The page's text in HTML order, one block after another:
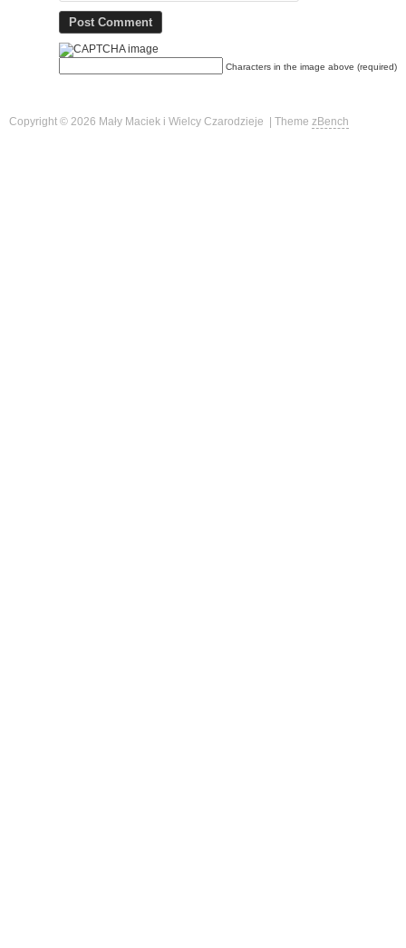
Characters in the image above (required)
Copyright © 2026 Mały Maciek i Wielcy Czarodzieje | Theme zBench